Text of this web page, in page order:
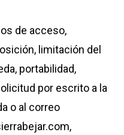
de acceso,
limitación del
portabilidad,
por escrito a la
o al correo